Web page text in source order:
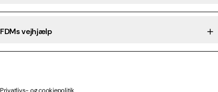
FDMs vejhjælp
Privatlivs- og cookiepolitik